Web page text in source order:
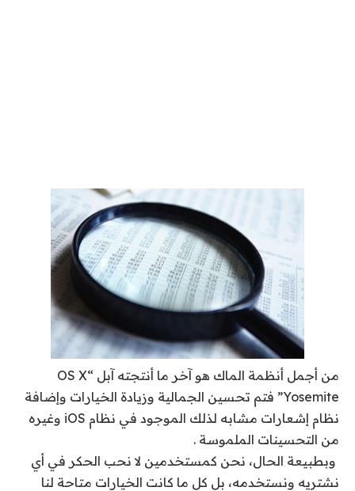
من أجمل أنظمة الماك هو آخر ما أنتجته آبل “OS X
Yosemite” فتم تحسين الجمالية وزيادة الخيارات وإضافة
نظام إشعارات مشابه لذلك الموجود في نظام iOS وغيره
من التحسينات الملموسة .
وبطبيعة الحال، نحن كمستخدمين لا نحب الحكر في أي
نشتريه ونستخدمه، بل كل ما كانت الخيارات متاحة لنا